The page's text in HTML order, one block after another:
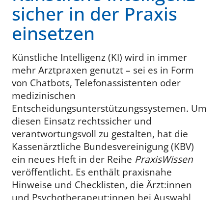
sicher in der Praxis
einsetzen
Künstliche Intelligenz (KI) wird in immer
mehr Arztpraxen genutzt – sei es in Form
von Chatbots, Telefonassistenten oder
medizinischen
Entscheidungsunterstützungssystemen. Um
diesen Einsatz rechtssicher und
verantwortungsvoll zu gestalten, hat die
Kassenärztliche Bundesvereinigung (KBV)
ein neues Heft in der Reihe PraxisWissen
veröffentlicht. Es enthält praxisnahe
Hinweise und Checklisten, die Ärzt:innen
und Psychotherapeut:innen bei Auswahl,